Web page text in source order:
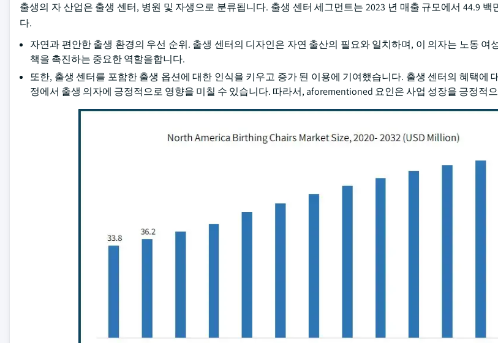
출생의 자 산업은 출생 센터, 병원 및 자생으로 분류됩니다. 출생 센터 세그먼트는 2023 년 매출 규모에서 44.9 백
다.
자연과 편안한 출생 환경의 우선 순위. 출생 센터의 디자인은 자연 출산의 필요와 일치하며, 이 의자는 노동 여
책을 촉진하는 중요한 역할을합니다.
또한, 출생 센터를 포함한 출생 옵션에 대한 인식을 키우고 증가 된 이용에 기여했습니다. 출생 센터의 혜택에
정에서 출생 의자에 긍정적으로 영향을 미칠 수 있습니다. 따라서, aforementioned 요인은 사업 성장을 긍정적